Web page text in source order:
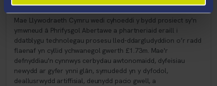
maes technoleg a defnyddiau lled-ddargludyddion
Mae Llywodraeth Cymru wedi cyhoeddi y bydd prosiect sy'n
ymwneud â Phrifysgol Abertawe a phartneriaid eraill i
ddatblygu technolegau prosesu lled-ddargludyddion o’r radd
flaenaf yn cyllid ychwanegol gwerth £1.73m. Mae'r
defnyddiau'n cynnwys cerbydau awtonomaidd, dyfeisiau
newydd ar gyfer ynni glân, symudedd yn y dyfodol,
deallusrwydd artiffisial, deunydd pacio gwell, a